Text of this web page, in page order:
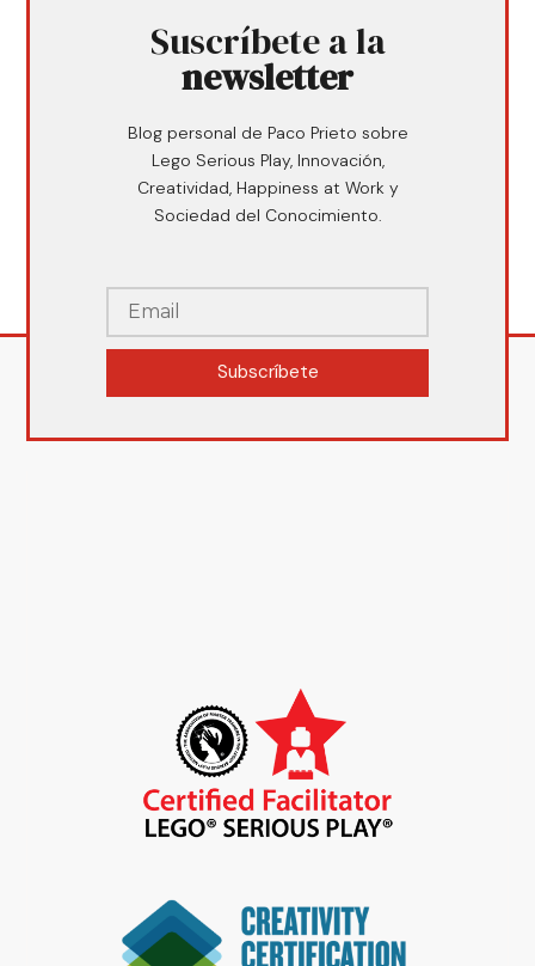
Suscríbete a la
newsletter
Blog personal de Paco Prieto sobre
Lego Serious Play, Innovación,
Creatividad, Happiness at Work y
Sociedad del Conocimiento.
Subscríbete